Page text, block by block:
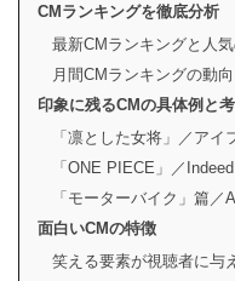
CMランキングを徹底分析
最新CMランキングと人
月間CMランキングの動向
印象に残るCMの具体例と
「凛とした女将」／アイ
「ONE PIECE」／Indeed
「モーターバイク」篇／
面白いCMの特徴
笑える要素が視聴者に与